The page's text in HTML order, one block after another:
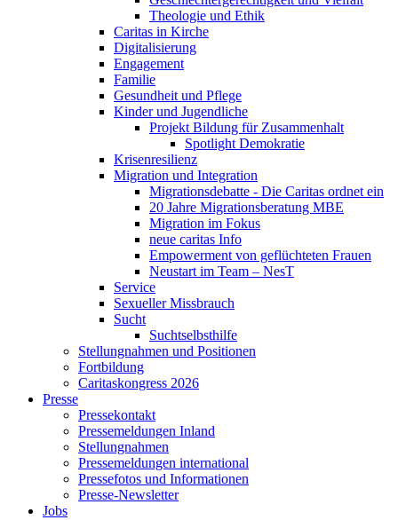
Theologie und Ethik
Caritas in Kirche
Digitalisierung
Engagement
Familie
Gesundheit und Pflege
Kinder und Jugendliche
Projekt Bildung für Zusammenhalt
Spotlight Demokratie
Krisenresilienz
Migration und Integration
Migrationsdebatte - Die Caritas ordnet ein
20 Jahre Migrationsberatung MBE
Migration im Fokus
neue caritas Info
Empowerment von geflüchteten Frauen
Neustart im Team – NesT
Service
Sexueller Missbrauch
Sucht
Suchtselbsthilfe
Stellungnahmen und Positionen
Fortbildung
Caritaskongress 2026
Presse
Pressekontakt
Pressemeldungen Inland
Stellungnahmen
Pressemeldungen international
Pressefotos und Informationen
Presse-Newsletter
Jobs